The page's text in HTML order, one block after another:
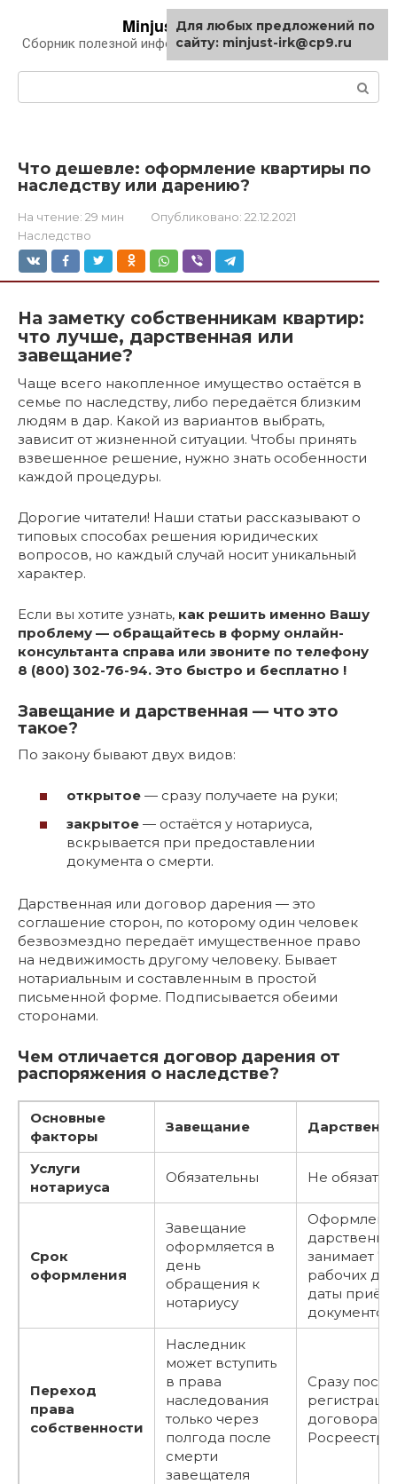
контенту
Minjust-irk.ru
Сборник полезной информации про автомобили
Что дешевле: оформление квартиры по
наследству или дарению?
На чтение: 29 мин Опубликовано: 22.12.2021
Наследство
На заметку собственникам квартир:
что лучше, дарственная или
завещание?
Чаще всего накопленное имущество остаётся в
семье по наследству, либо передаётся близким
людям в дар. Какой из вариантов выбрать,
зависит от жизненной ситуации. Чтобы принять
взвешенное решение, нужно знать особенности
каждой процедуры.
Дорогие читатели! Наши статьи рассказывают о
типовых способах решения юридических
вопросов, но каждый случай носит уникальный
характер.
Если вы хотите узнать, как решить именно Вашу
проблему — обращайтесь в форму онлайн-
консультанта справа или звоните по телефону
8 (800) 302-76-94. Это быстро и бесплатно !
Завещание и дарственная — что это
такое?
По закону бывают двух видов:
открытое — сразу получаете на руки;
закрытое — остаётся у нотариуса,
вскрывается при предоставлении
документа о смерти.
Дарственная или договор дарения — это
соглашение сторон, по которому один человек
безвозмездно передаёт имущественное право
на недвижимость другому человеку. Бывает
нотариальным и составленным в простой
письменной форме. Подписывается обеими
сторонами.
Чем отличается договор дарения от
распоряжения о наследстве?
Основные
факторы
Завещание
Услуги
нотариуса
Обязательны Не
Срок
оформления
Завещание
оформляется в
день
обращения к
нотариусу
занимает 7-
рабочих
даты
документов
Переход
права
собственности
Наследник
может вступить
в права
наследования
только через
полгода после
смерти
завещателя
Сразу после
договора в
Росреестре
Для любых предложений по
сайту: minjust-irk@cp9.ru